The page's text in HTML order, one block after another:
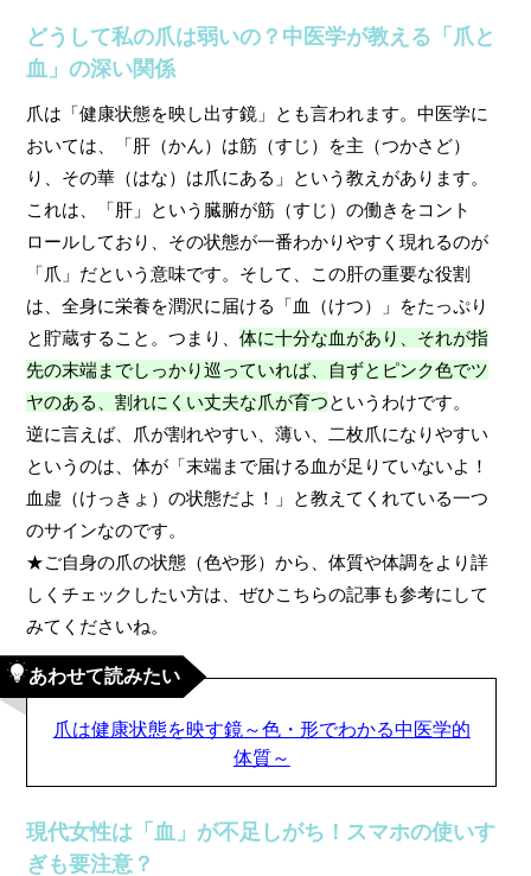
どうして私の爪は弱いの？中医学が教える「爪と
血」の深い関係
爪は「健康状態を映し出す鏡」とも言われます。中医学に
おいては、「肝（かん）は筋（すじ）を主（つかさど）
り、その華（はな）は爪にある」という教えがあります。
これは、「肝」という臓腑が筋（すじ）の働きをコント
ロールしており、その状態が一番わかりやすく現れるのが
「爪」だという意味です。そして、この肝の重要な役割
は、全身に栄養を潤沢に届ける「血（けつ）」をたっぷり
と貯蔵すること。つまり、体に十分な血があり、それが指
先の末端までしっかり巡っていれば、自ずとピンク色でツ
ヤのある、割れにくい丈夫な爪が育つというわけです。
逆に言えば、爪が割れやすい、薄い、二枚爪になりやすい
というのは、体が「末端まで届ける血が足りていないよ！
血虚（けっきょ）の状態だよ！」と教えてくれている一つ
のサインなのです。
★ご自身の爪の状態（色や形）から、体質や体調をより詳
しくチェックしたい方は、ぜひこちらの記事も参考にして
みてくださいね。
あわせて読みたい
爪は健康状態を映す鏡～色・形でわかる中医学的
体質～
現代女性は「血」が不足しがち！スマホの使いす
ぎも要注意？